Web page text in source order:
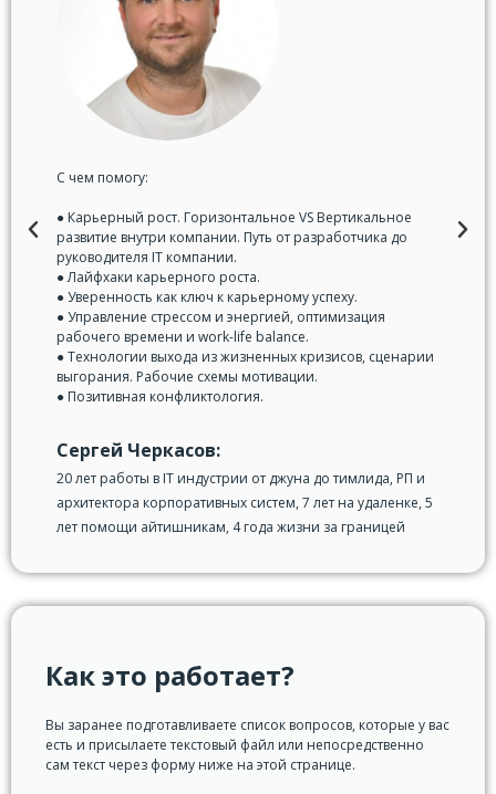
С чем помогу:
● Карьерный рост. Горизонтальное VS Вертикальное
развитие внутри компании. Путь от разработчика до
руководителя IT компании.
● Лайфхаки карьерного роста.
● Уверенность как ключ к карьерному успеху.
● Управление стрессом и энергией, оптимизация
рабочего времени и work-life balance.
● Технологии выхода из жизненных кризисов, сценарии
выгорания. Рабочие схемы мотивации.
● Позитивная конфликтология.
Сергей Черкасов:
20 лет работы в IT индустрии от джуна до тимлида, РП и
архитектора корпоративных систем, 7 лет на удаленке, 5
лет помощи айтишникам, 4 года жизни за границей
P
N
Как это работает?
Вы заранее подготавливаете список вопросов, которые у вас
есть и присылаете текстовый файл или непосредственно
сам текст через форму ниже на этой странице.